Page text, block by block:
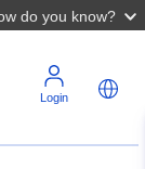
do you know?
Login